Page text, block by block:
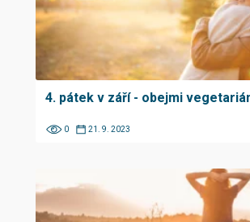
4. pátek v září - obejmi
0 21. 9. 2023